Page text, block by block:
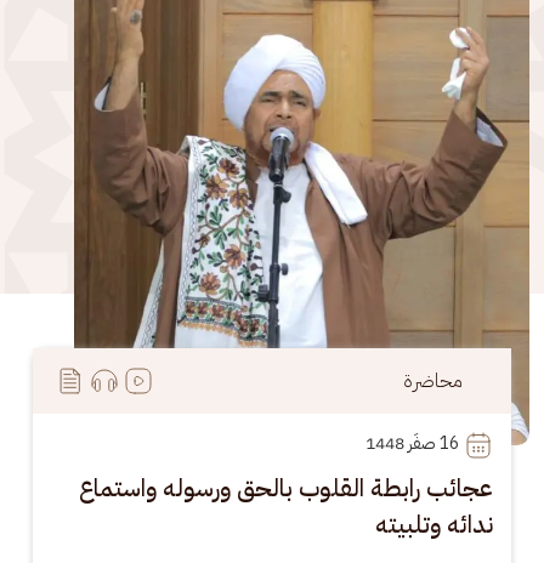
محاضرة
16
عجائب رابطة القلوب بالحق ورسوله واستماع
ندائه وتلبيته